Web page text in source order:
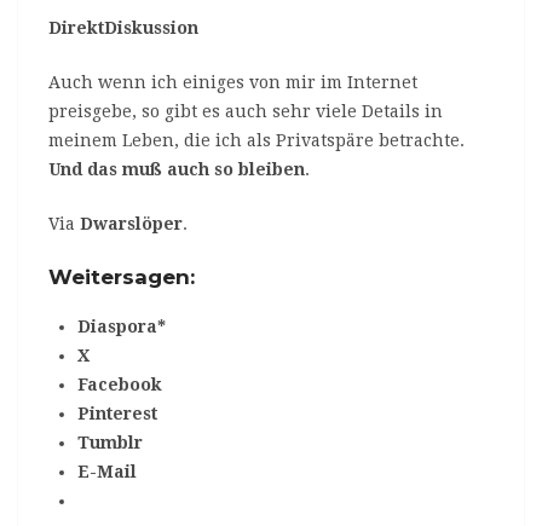
DirektDiskussion
Auch wenn ich einiges von mir im Internet
preisgebe, so gibt es auch sehr viele Details in
meinem Leben, die ich als Privatspäre betrachte.
Und das muß auch so bleiben.
Via Dwarslöper.
Weitersagen:
Diaspora*
X
Facebook
Pinterest
Tumblr
E-Mail